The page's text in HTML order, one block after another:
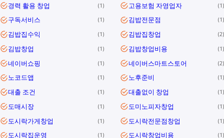
경력 활용 창업 1 고용보험 자영업자 1
구독서비스 1 김밥전문점 1
김밥집수익 1 김밥집창업 2
김밥창업 1 김밥창업비용 1
네이버쇼핑 1 네이버스마트스토어 2
노코드앱 1 노후준비 1
대출 조건 1 대출없이 창업 1
도매시장 1 도미노피자창업 1
도시락가게창업 1 도시락전문점창업 1
도시락집운영 1 도시락창업비용 1